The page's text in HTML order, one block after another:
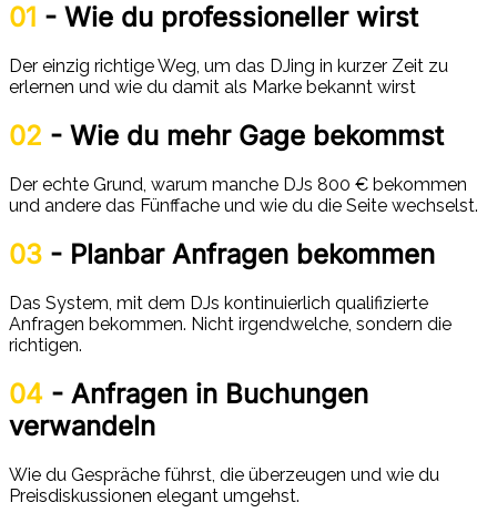
01 - Wie du professioneller wirst
Der einzig richtige Weg, um das DJing in kurzer Zeit zu
erlernen und wie du damit als Marke bekannt wirst
02 - Wie du mehr Gage bekommst
Der echte Grund, warum manche DJs 800 € bekommen
und andere das Fünffache und wie du die Seite wechselst.
03 - Planbar Anfragen bekommen
Das System, mit dem DJs kontinuierlich qualifizierte
Anfragen bekommen. Nicht irgendwelche, sondern die
richtigen.
04 - Anfragen in Buchungen
verwandeln
Wie du Gespräche führst, die überzeugen und wie du
Preisdiskussionen elegant umgehst.